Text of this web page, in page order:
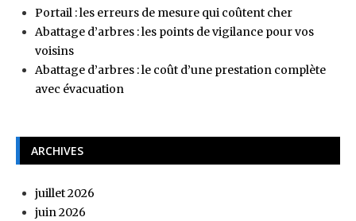
Portail : les erreurs de mesure qui coûtent cher
Abattage d’arbres : les points de vigilance pour vos
voisins
Abattage d’arbres : le coût d’une prestation complète
avec évacuation
ARCHIVES
juillet 2026
juin 2026